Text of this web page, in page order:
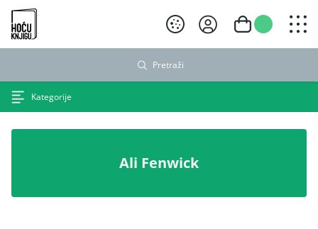
Hoću knjigu crni logo
Pretraži
Kategorije
Ali Fenwick